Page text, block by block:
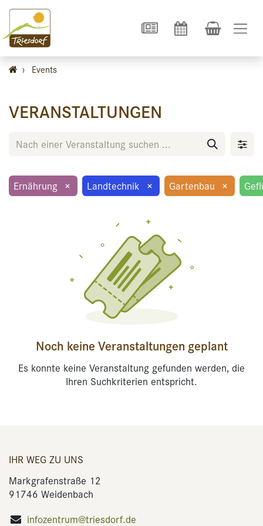
› Events
VERANSTALTUNGEN
Ernährung × Landtechnik × Gartenbau ×
Noch keine Veranstaltungen geplant
Es konnte keine Veranstaltung gefunden werden, die
Ihren Suchkriterien entspricht.
IHR WEG ZU UNS
Markgrafenstraße 12
91746 Weidenbach
infozentrum@triesdorf.de